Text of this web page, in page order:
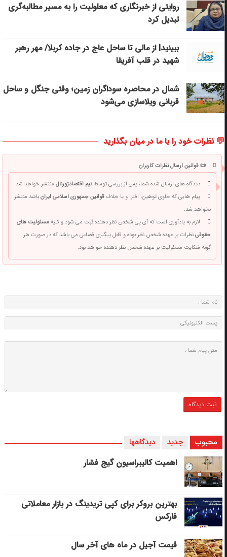
روایتی از خبرنگاری که معلولیت را به مسیر مطالبه‌گری
تبدیل کرد
ببینید| از مالی تا ساحل عاج در جاده کربلا/ مهر رهبر
شهید در قلب آفریقا
شمال در محاصره سوداگران زمین؛ وقتی جنگل و ساحل
قربانی ویلاسازی می‌شود
💬 نظرات خود را با ما در میان بگذارید
📜 قوانین ارسال نظرات کاربران
دیدگاه های ارسال شده شما، پس از بررسی توسطتیم اقتصادژورنالمنتشر خواهد شد.
پیام هایی که حاوی توهین، افترا و یا خلافقوانین جمهوری اسلامی ایرانباشد منتشر
نخواهد شد.
لازم به یادآوری است که آی پی شخص نظر دهنده ثبت می شود و کلیهمسئولیت های
حقوقینظرات بر عهده شخص نظر بوده و قابل پیگیری قضایی می باشد که در صورت هر
گونه شکایت مسئولیت بر عهده شخص نظر دهنده خواهد بود.
محبوب جدید دیدگاهها
اهمیت کالیبراسیون گیج فشار
بهترین بروکر برای کپی‌ تریدینگ در بازار معاملاتی
فارکس
قیمت آجیل در ماه های آخر سال